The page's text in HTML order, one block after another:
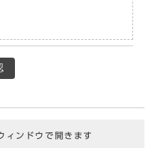
ィンドウで開きます